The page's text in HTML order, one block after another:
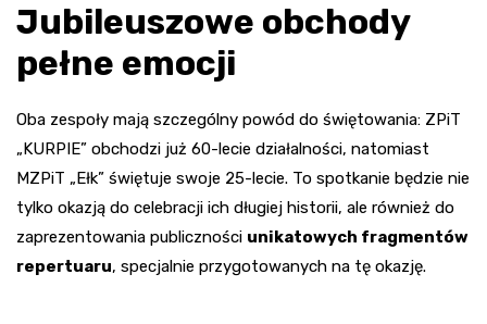
Jubileuszowe obchody
pełne emocji
Oba zespoły mają szczególny powód do świętowania: ZPiT
„KURPIE” obchodzi już 60-lecie działalności, natomiast
MZPiT „Ełk” świętuje swoje 25-lecie. To spotkanie będzie nie
tylko okazją do celebracji ich długiej historii, ale również do
zaprezentowania publiczności unikatowych fragmentów
repertuaru, specjalnie przygotowanych na tę okazję.